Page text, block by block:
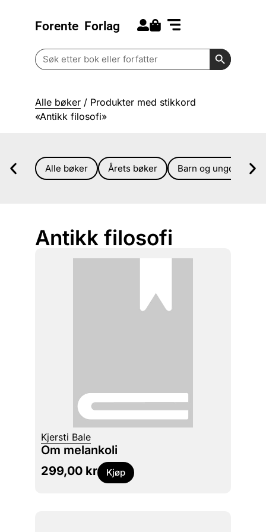
Forente Forlag
Search
for:
Search
Alle bøker / Produkter med stikkord
«Antikk filosofi»
Alle bøker Årets bøker Barn og ungdom
Antikk filosofi
Kjersti Bale
Om melankoli
299,00 kr Kjøp